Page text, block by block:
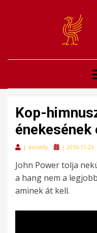
VÖRÖS
Kop-
énekesének
| donelly
Posted
| 2010-11-23
John Power tolja
a hang nem a
aminek át kell.